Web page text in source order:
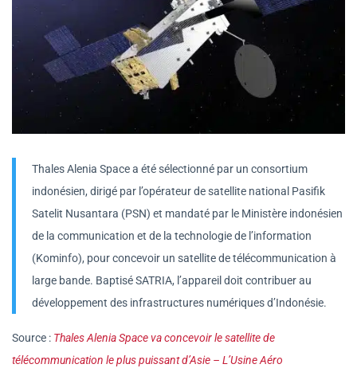
Thales Alenia Space a été sélectionné par un consortium
indonésien, dirigé par l’opérateur de satellite national Pasifik
Satelit Nusantara (PSN) et mandaté par le Ministère indonésien
de la communication et de la technologie de l’information
(Kominfo), pour concevoir un satellite de télécommunication à
large bande. Baptisé SATRIA, l’appareil doit contribuer au
développement des infrastructures numériques d’Indonésie.
Source : Thales Alenia Space va concevoir le satellite de
télécommunication le plus puissant d’Asie – L’Usine Aéro